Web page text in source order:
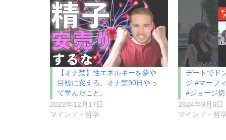
【オナ禁】性エネルギーを夢や
目標に変えろ。オナ禁90日やっ
て学んだこと。
2022年12月17日
マインド・哲学
デートでド
ジ #マーフ
#ジョージ
2024年9月6日
マインド・哲